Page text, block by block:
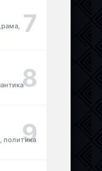
политика